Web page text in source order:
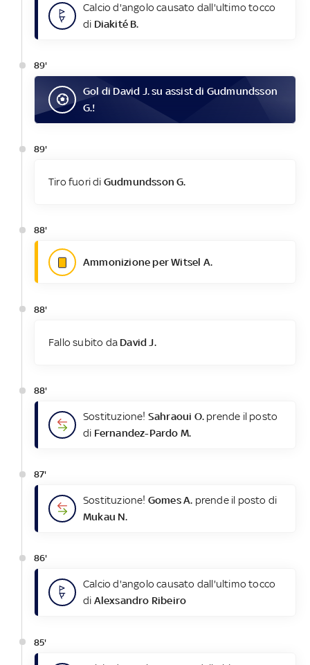
Calcio d'angolo causato dall'ultimo tocco
di Diakité B.
89'
Gol di David J.su assist di Gudmundsson
G.!
89'
Tiro fuori di Gudmundsson G.
88'
Ammonizione per Witsel A.
88'
Fallo subito da David J.
88'
Sostituzione! Sahraoui O. prende il posto
di Fernandez-Pardo M.
87'
Sostituzione! Gomes A. prende il posto di
Mukau N.
86'
Calcio d'angolo causato dall'ultimo tocco
di Alexsandro Ribeiro
85'